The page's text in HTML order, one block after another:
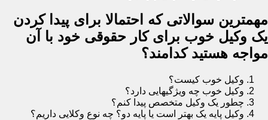
مهمترین سوالاتی که احتمالا برای پیدا کردن
یک وکیل خوب برای کار حقوقی خود با آن
مواجه هستید کدامند؟
وکیل خوب کیست؟
وکیل خوب چه ویژگیهایی دارد؟
چطور یک وکیل متخصص پیدا کنم؟
وکیل پایه یک بهتر است یا پایه دو؟ چه نوع وکلایی داریم؟